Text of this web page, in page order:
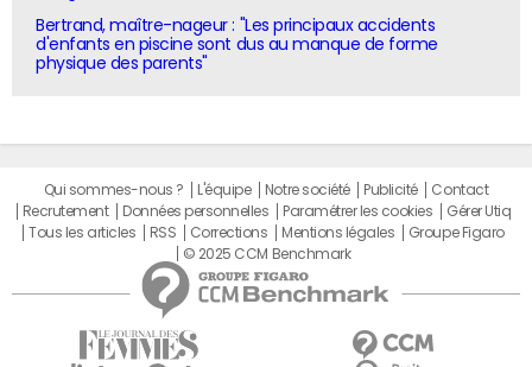
Bertrand, maître-nageur : "Les principaux accidents
d'enfants en piscine sont dus au manque de forme
physique des parents"
Qui sommes-nous ? L'équipe Notre société Publicité
Contact
Recrutement
Données personnelles Paramétrer les cookies
Gérer Utiq
Tous les articles
RSS Corrections Mentions légales
Groupe Figaro
© 2025 CCM Benchmark